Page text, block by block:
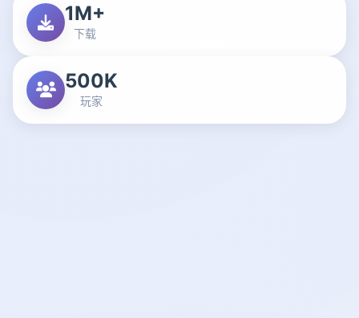
1M+
下载
500K
玩家